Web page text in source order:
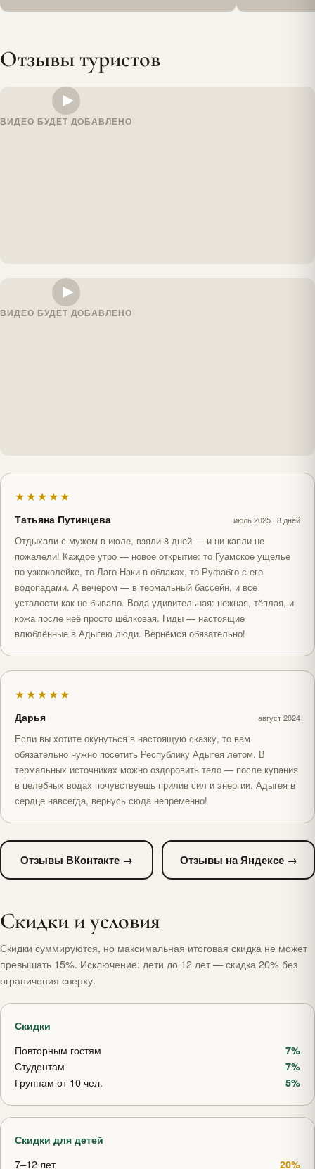
Отзывы туристов
ВИДЕО БУДЕТ ДОБАВЛЕНО
ВИДЕО БУДЕТ ДОБАВЛЕНО
★★★★★
Татьяна Путинцева июль 2025 · 8 дней
Отдыхали с мужем в июле, взяли 8 дней — и ни капли не
пожалели! Каждое утро — новое открытие: то Гуамское ущелье
по узкоколейке, то Лаго-Наки в облаках, то Руфабго с его
водопадами. А вечером — в термальный бассейн, и все
усталости как не бывало. Вода удивительная: нежная, тёплая, и
кожа после неё просто шёлковая. Гиды — настоящие
влюблённые в Адыгею люди. Вернёмся обязательно!
★★★★★
Дарья август 2024
Если вы хотите окунуться в настоящую сказку, то вам
обязательно нужно посетить Республику Адыгея летом. В
термальных источниках можно оздоровить тело — после купания
в целебных водах почувствуешь прилив сил и энергии. Адыгея в
сердце навсегда, вернусь сюда непременно!
Отзывы ВКонтакте → Отзывы на Яндексе →
Скидки и условия
Скидки суммируются, но максимальная итоговая скидка не может
превышать 15%. Исключение: дети до 12 лет — скидка 20% без
ограничения сверху.
Скидки
Повторным гостям
7%
Студентам
7%
Группам от 10 чел.
5%
Скидки для детей
7–12 лет
20%